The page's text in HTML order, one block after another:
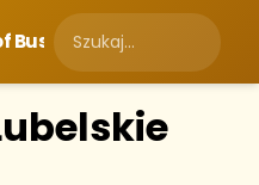
Business